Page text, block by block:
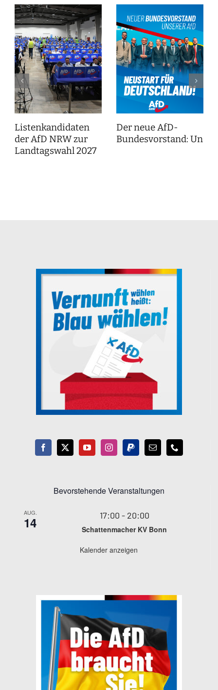
Listenkandidaten
der AfD NRW zur
Landtagswahl 2027
Der neue AfD-
Bundesvorstand:
Bevorstehende Veranstaltungen
AUG.
14 17:00 - 20:00
Schattenmacher KV Bonn
Kalender anzeigen